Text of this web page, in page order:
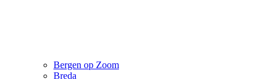
Bergen op Zoom
Breda